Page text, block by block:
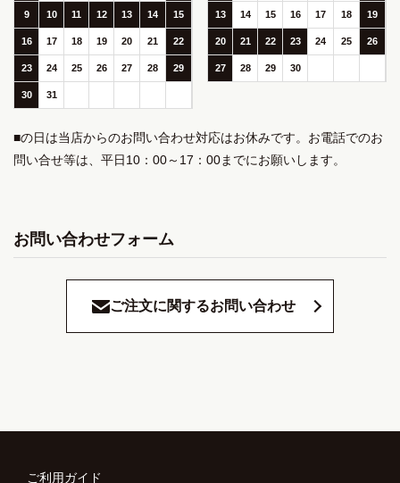
9 10 11 12 13 14 15
16 17 18 19 20 21 22
23 24 25 26 27 28 29
30 31
13 14 15 16 17 18 19
20 21 22 23 24 25 26
27 28 29 30
■の日は当店からのお問い合わせ対応はお休みです。お電話でのお
問い合せ等は、平日10：00～17：00までにお願いします。
お問い合わせフォーム
ご注文に関するお問い合わせ
ご利用ガイド